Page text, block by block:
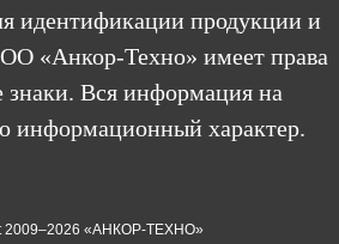
идентификации продукции и
«Анкор-Техно» имеет права
знаки. Вся информация на
информационный характер.
2009–2026 «АНКОР-ТЕХНО»